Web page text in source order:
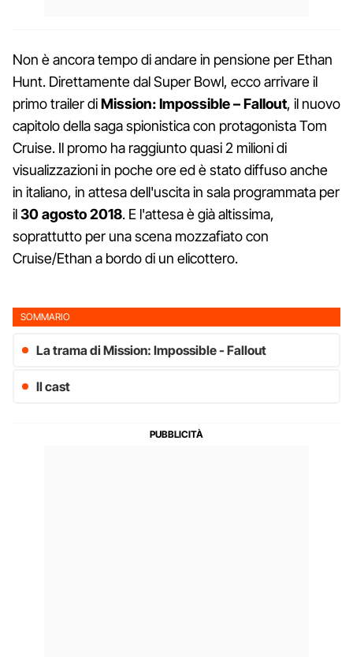
Non è ancora tempo di andare in pensione per Ethan
Hunt. Direttamente dal Super Bowl, ecco arrivare il
primo trailer diMission: Impossible – Fallout, il nuovo
capitolo della saga spionistica con protagonista Tom
Cruise. Il promo ha raggiunto quasi 2 milioni di
visualizzazioni in poche ore ed è stato diffuso anche
in italiano, in attesa dell'uscita in sala programmata per
il30 agosto 2018. E l'attesa è già altissima,
soprattutto per una scena mozzafiato con
Cruise/Ethan a bordo di un elicottero.
SOMMARIO
La trama di Mission: Impossible - Fallout
Il cast